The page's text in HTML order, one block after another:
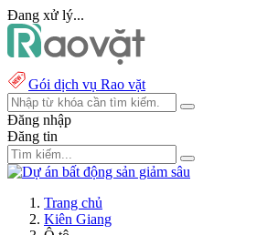
Đang xử lý...
Gói dịch vụ Rao vặt
Đăng nhập
Đăng tin
Trang chủ
Kiên Giang